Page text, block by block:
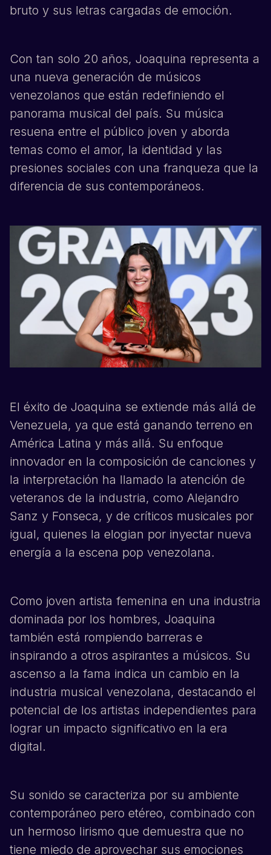
bruto y sus letras cargadas de emoción.
Con tan solo 20 años, Joaquina representa a
una nueva generación de músicos
venezolanos que están redefiniendo el
panorama musical del país. Su música
resuena entre el público joven y aborda
temas como el amor, la identidad y las
presiones sociales con una franqueza que la
diferencia de sus contemporáneos.
El éxito de Joaquina se extiende más allá de
Venezuela, ya que está ganando terreno en
América Latina y más allá. Su enfoque
innovador en la composición de canciones y
la interpretación ha llamado la atención de
veteranos de la industria, como Alejandro
Sanz y Fonseca, y de críticos musicales por
igual, quienes la elogian por inyectar nueva
energía a la escena pop venezolana.
Como joven artista femenina en una industria
dominada por los hombres, Joaquina
también está rompiendo barreras e
inspirando a otros aspirantes a músicos. Su
ascenso a la fama indica un cambio en la
industria musical venezolana, destacando el
potencial de los artistas independientes para
lograr un impacto significativo en la era
digital.
Su sonido se caracteriza por su ambiente
contemporáneo pero etéreo, combinado con
un hermoso lirismo que demuestra que no
tiene miedo de aprovechar sus emociones